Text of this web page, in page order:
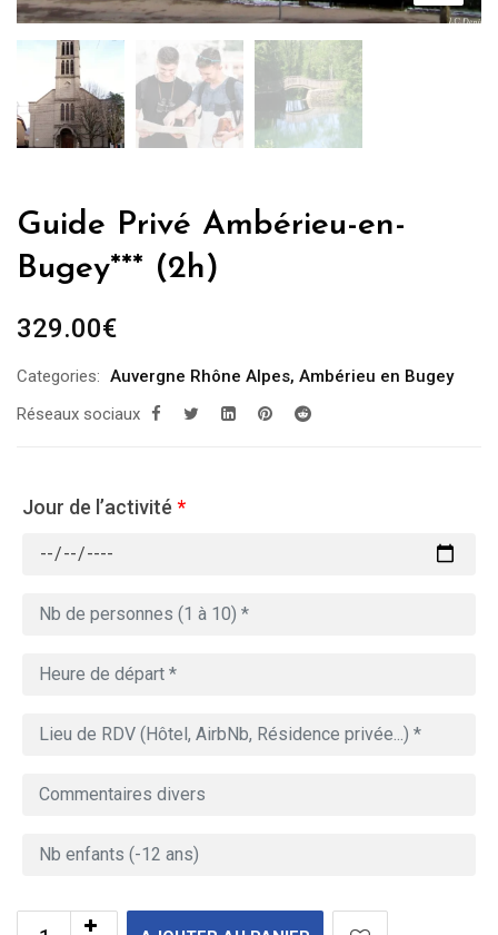
Guide Privé Ambérieu-en-
Bugey*** (2h)
329.00€
Categories: Auvergne Rhône Alpes, Ambérieu en Bugey
Réseaux sociaux
Jour de l’activité *